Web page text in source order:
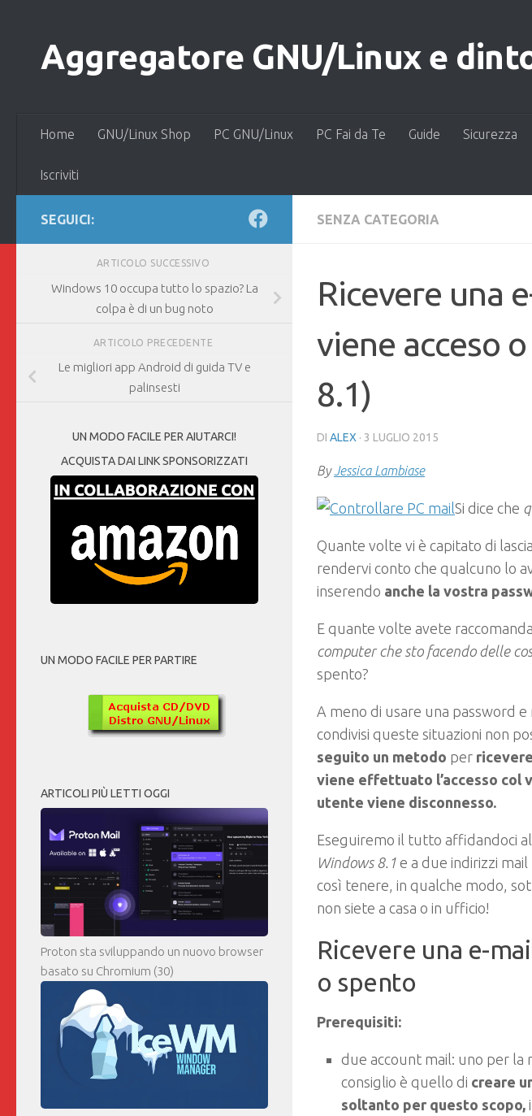
Aggregatore GNU/Linux e
Home GNU/Linux Shop PC GNU/Linux PC Fai da Te Guide Sicurezza
Iscriviti
SENZA CATEGORIA
Ricevere una
viene acceso
8.1)
DI ALEX · 3 LUGLIO 2015
ByJessica Lambiase
Si dice che
Quante volte vi è capitato di
rendervi conto che qualcuno lo
inserendo anche la vostra
E quante volte avete
computer che sto facendo delle
spento?
A meno di usare una password
condivisi queste situazioni non
seguito un metodo per
viene effettuato l’accesso col
utente viene disconnesso.
Eseguiremo il tutto affidandoci
Windows 8.1 e a due indirizzi
così tenere, in qualche modo,
non siete a casa o in ufficio!
Ricevere una e-
o spento
Prerequisiti:
due account mail: uno per la
consiglio è quello di creare
soltanto per questo scopo,
SEGUICI:
ARTICOLO SUCCESSIVO
Windows 10 occupa tutto lo spazio? La
colpa è di un bug noto
ARTICOLO PRECEDENTE
Le migliori app Android di guida TV e
palinsesti
UN MODO FACILE PER AIUTARCI!
ACQUISTA DAI LINK SPONSORIZZATI
UN MODO FACILE PER PARTIRE
ARTICOLI PIÙ LETTI OGGI
Proton sta sviluppando un nuovo browser
basato su Chromium (30)